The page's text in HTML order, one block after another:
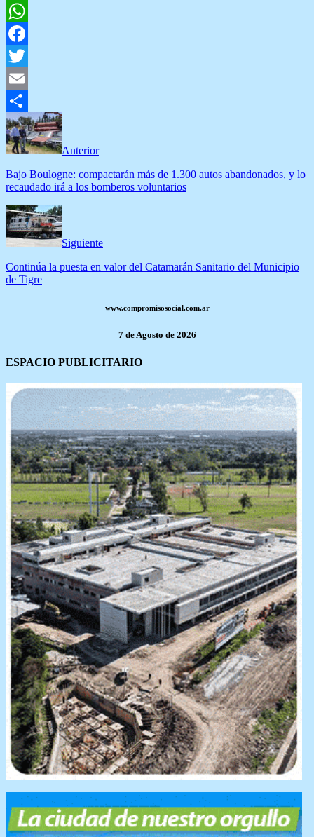
WhatsApp
Facebook
Twitter
Email
Compartir
Anterior
Bajo Boulogne: compactarán más de 1.300 autos abandonados, y lo
recaudado irá a los bomberos voluntarios
Siguiente
Continúa la puesta en valor del Catamarán Sanitario del Municipio
de Tigre
www.compromisosocial.com.ar
7 de Agosto de 2026
ESPACIO PUBLICITARIO